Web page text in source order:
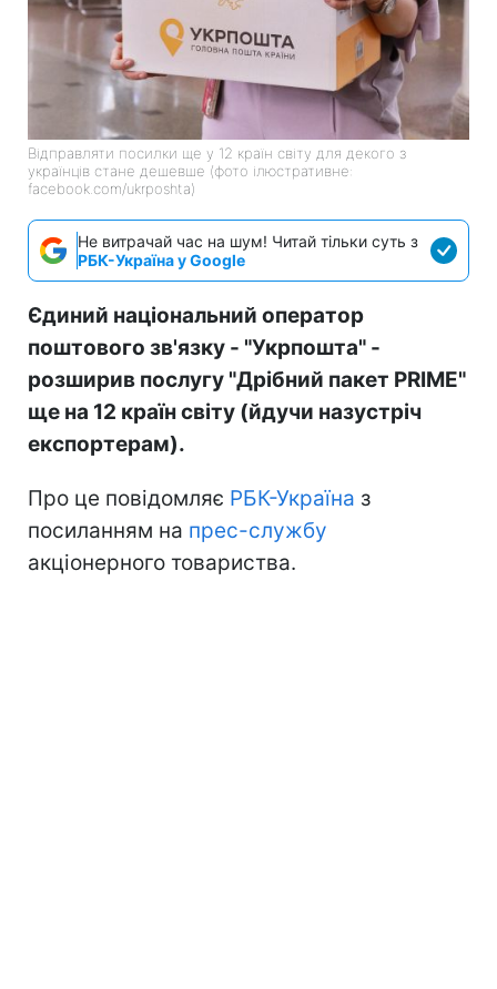
Відправляти посилки ще у 12 країн світу для декого з
українців стане дешевше (фото ілюстративне:
facebook.com/ukrposhta)
Не витрачай час на шум! Читай тільки суть з
РБК-Україна у Google
Єдиний національний оператор
поштового зв'язку - "Укрпошта" -
розширив послугу "Дрібний пакет PRIME"
ще на 12 країн світу (йдучи назустріч
експортерам).
Про це повідомляє РБК-Україна з
посиланням на прес-службу
акціонерного товариства.